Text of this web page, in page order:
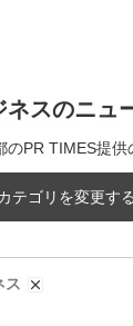
ネスのニュ
のPR TIMES提供
テゴリを変更する
ス